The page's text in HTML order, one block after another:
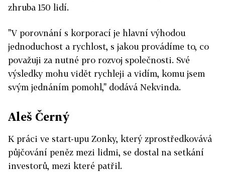
zhruba 150 lidí.
"V porovnání s korporací je hlavní výhodou
jednoduchost a rychlost, s jakou provádíme to, co
považuji za nutné pro rozvoj společnosti. Své
výsledky mohu vidět rychleji a vidím, komu jsem
svým jednáním pomohl," dodává Nekvinda.
Aleš Černý
K práci ve start-upu Zonky, který zprostředkovává
půjčování peněz mezi lidmi, se dostal na setkání
investorů, mezi které patřil.